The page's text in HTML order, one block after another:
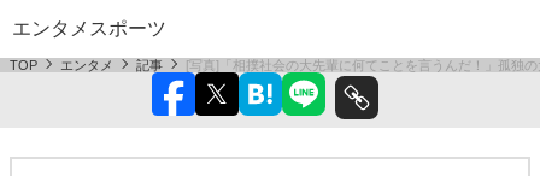
エンタメ スポーツ
TOP エンタメ 記事 [写真]「相撲社会の大先輩に何てことを言うんだ！」孤独